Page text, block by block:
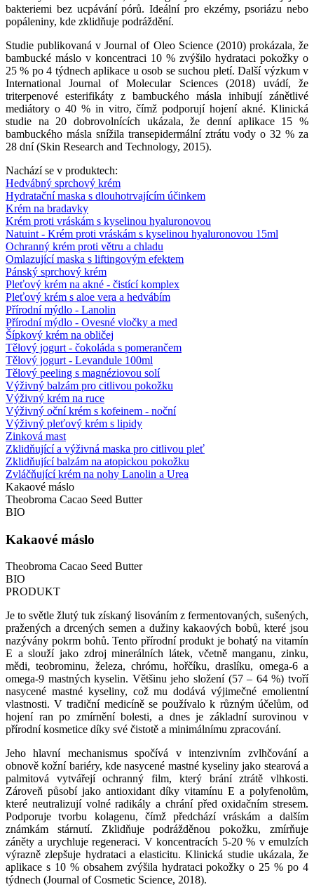
bakteriemi bez ucpávání pórů. Ideální pro ekzémy, psoriázu nebo
popáleniny, kde zklidňuje podráždění.
Studie publikovaná v Journal of Oleo Science (2010) prokázala, že
bambucké máslo v koncentraci 10 % zvýšilo hydrataci pokožky o
25 % po 4 týdnech aplikace u osob se suchou pletí. Další výzkum v
International Journal of Molecular Sciences (2018) uvádí, že
triterpenové esterifikáty z bambuckého másla inhibují zánětlivé
mediátory o 40 % in vitro, čímž podporují hojení akné. Klinická
studie na 20 dobrovolnících ukázala, že denní aplikace 15 %
bambuckého másla snížila transepidermální ztrátu vody o 32 % za
28 dní (Skin Research and Technology, 2015).
Nachází se v produktech:
Hedvábný sprchový krém
Hydratační maska ​​s dlouhotrvajícím účinkem
Krém na bradavky
Krém proti vráskám s kyselinou hyaluronovou
Natuint - Krém proti vráskám s kyselinou hyaluronovou 15ml
Ochranný krém proti větru a chladu
Omlazující maska ​​s liftingovým efektem
Pánský sprchový krém
Pleťový krém na akné - čistící komplex
Pleťový krém s aloe vera a hedvábím
Přírodní mýdlo - Lanolin
Přírodní mýdlo - Ovesné vločky a med
Šípkový krém na obličej
Tělový jogurt - čokoláda s pomerančem
Tělový jogurt - Levandule 100ml
Tělový peeling s magnéziovou solí
Výživný balzám pro citlivou pokožku
Výživný krém na ruce
Výživný oční krém s kofeinem - noční
Výživný pleťový krém s lipidy
Zinková mast
Zklidňující a výživná maska ​​pro citlivou pleť
Zklidňující balzám na atopickou pokožku
Zvláčňující krém na nohy Lanolin a Urea
Kakaové máslo
Theobroma Cacao Seed Butter
BIO
Kakaové máslo
Theobroma Cacao Seed Butter
BIO
PRODUKT
Je to světle žlutý tuk získaný lisováním z fermentovaných, sušených,
pražených a drcených semen a dužiny kakaových bobů, které jsou
nazývány pokrm bohů. Tento přírodní produkt je bohatý na vitamín
E a slouží jako zdroj minerálních látek, včetně manganu, zinku,
mědi, teobrominu, železa, chrómu, hořčíku, draslíku, omega-6 a
omega-9 mastných kyselin. Většinu jeho složení (57 – 64 %) tvoří
nasycené mastné kyseliny, což mu dodává výjimečné emolientní
vlastnosti. V tradiční medicíně se používalo k různým účelům, od
hojení ran po zmírnění bolesti, a dnes je základní surovinou v
přírodní kosmetice díky své čistotě a minimálnímu zpracování.
Jeho hlavní mechanismus spočívá v intenzivním zvlhčování a
obnově kožní bariéry, kde nasycené mastné kyseliny jako stearová a
palmitová vytvářejí ochranný film, který brání ztrátě vlhkosti.
Zároveň působí jako antioxidant díky vitamínu E a polyfenolům,
které neutralizují volné radikály a chrání před oxidačním stresem.
Podporuje tvorbu kolagenu, čímž předchází vráskám a dalším
známkám stárnutí. Zklidňuje podrážděnou pokožku, zmírňuje
záněty a urychluje regeneraci. V koncentracích 5-20 % v emulzích
výrazně zlepšuje hydrataci a elasticitu. Klinická studie ukázala, že
aplikace s 10 % obsahem zvýšila hydrataci pokožky o 25 % po 4
týdnech (Journal of Cosmetic Science, 2018).